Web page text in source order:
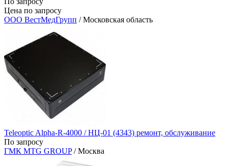
Цена по запросу
ООО ВестМедГрупп / Московская область
Teleoptic Alpha-R-4000 / НЦ-01 (4343) ремонт, обслуживание
По запросу
ГМК MTG GROUP/ Москва